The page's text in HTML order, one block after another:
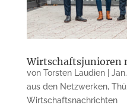
Wirtschaftsjunioren
von Torsten Laudien|
aus den Netzwerken,
Wirtschaftsnachrichten